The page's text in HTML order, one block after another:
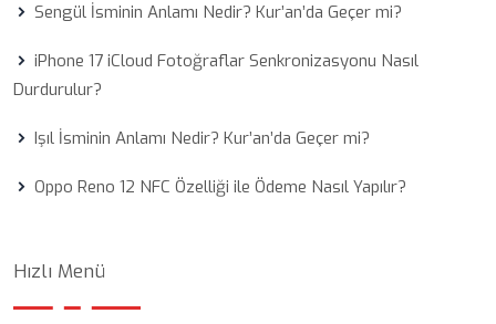
Sengül İsminin Anlamı Nedir? Kur’an’da Geçer mi?
iPhone 17 iCloud Fotoğraflar Senkronizasyonu Nasıl
Durdurulur?
Işıl İsminin Anlamı Nedir? Kur’an’da Geçer mi?
Oppo Reno 12 NFC Özelliği ile Ödeme Nasıl Yapılır?
Hızlı Menü